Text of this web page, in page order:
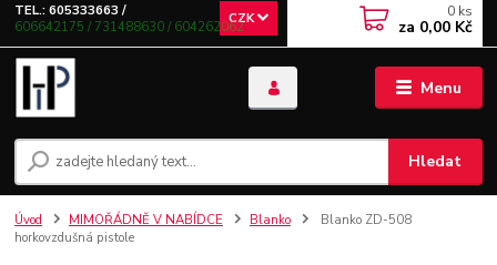
Menu
CZK
Hledat
TEL.: 605333663 /
606642175 / 731488630 / 604262062
0 ks
za 0,00 Kč
Úvod MIMOŘÁDNĚ V NABÍDCE Blanko
Blanko ZD-508
horkovzdušná pistole